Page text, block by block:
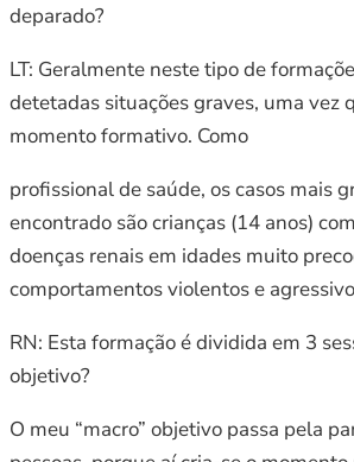
deparado?
LT: Geralmente neste tipo de
detetadas situações graves, uma vez
momento formativo. Como
profissional de saúde, os casos mais
encontrado são crianças (14 anos)
doenças renais em idades muito
comportamentos violentos e
RN: Esta formação é dividida em 3
objetivo?
O meu “macro” objetivo passa pela